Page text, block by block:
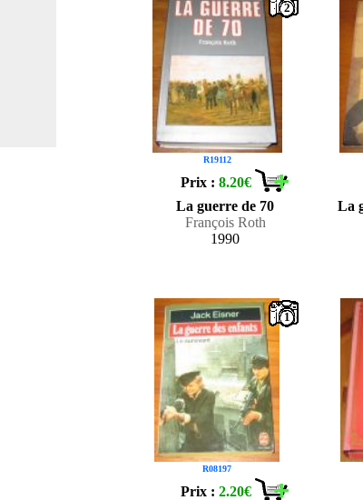
R19112
2
Prix :8.20€
La guerre de 70
François Roth
1990
La
R08197
1
Prix :2.20€